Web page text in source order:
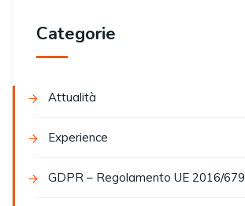
Categorie
Attualità
Experience
GDPR – Regolamento UE 2016/679